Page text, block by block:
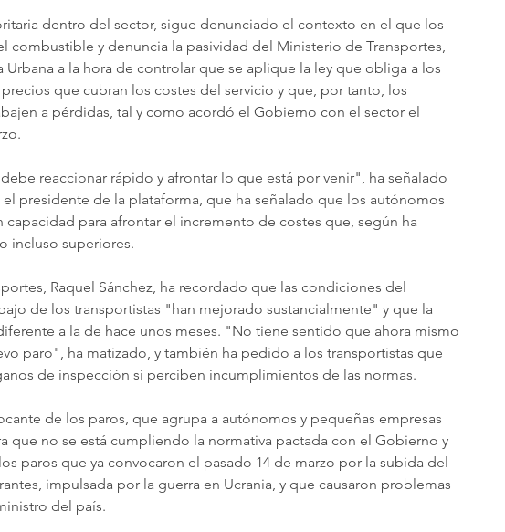
dentro del sector, sigue denunciado el contexto en el que los
combustible y denuncia la pasividad del Ministerio de Transportes,
a la hora de controlar que se aplique la ley que obliga a los
que cubran los costes del servicio y que, por tanto, los
a pérdidas, tal y como acordó el Gobierno con el sector el
reaccionar rápido y afrontar lo que está por venir", ha señalado
el presidente de la plataforma, que ha señalado que los autónomos
capacidad para afrontar el incremento de costes que, según ha
incluso superiores.
Raquel Sánchez, ha recordado que las condiciones del
de los transportistas "han mejorado sustancialmente" y que la
a la de hace unos meses. "No tiene sentido que ahora mismo
paro", ha matizado, y también ha pedido a los transportistas que
de inspección si perciben incumplimientos de las normas.
de los paros, que agrupa a autónomos y pequeñas empresas
que no se está cumpliendo la normativa pactada con el Gobierno y
paros que ya convocaron el pasado 14 de marzo por la subida del
impulsada por la guerra en Ucrania, y que causaron problemas
del país.